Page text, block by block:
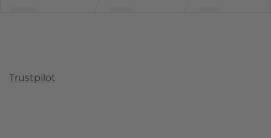
Trustpilot